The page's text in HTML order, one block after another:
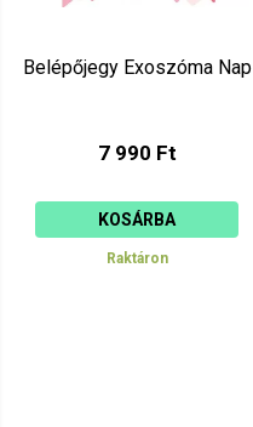
Belépőjegy Exoszóma Nap
7 990 Ft
KOSÁRBA
Raktáron